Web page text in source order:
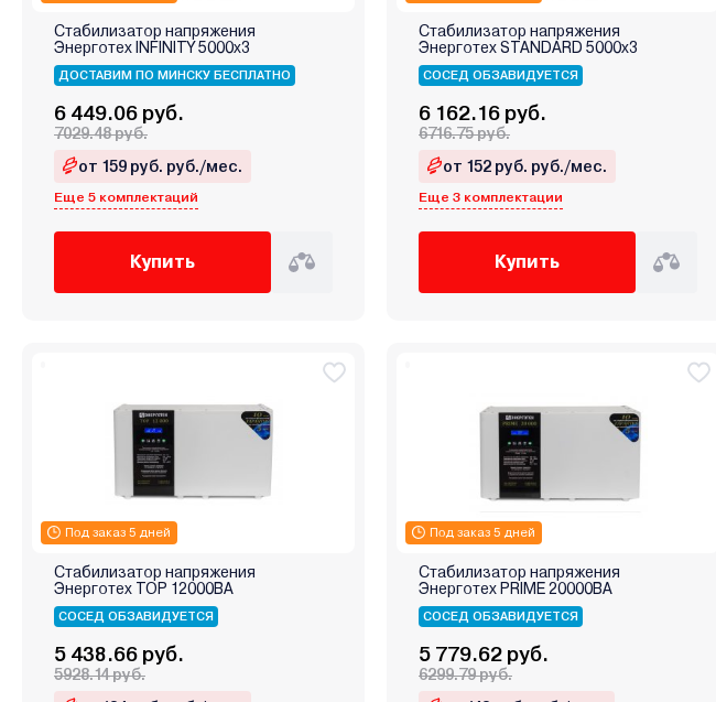
Стабилизатор напряжения
Энерготех INFINITY 5000х3
ДОСТАВИМ ПО МИНСКУ БЕСПЛАТНО
6 449.06 руб.
7029.48 руб.
от 159 руб. руб./мес.
Еще 5 комплектаций
Купить
Стабилизатор напряжения
Энерготех STANDARD 5000х3
СОСЕД ОБЗАВИДУЕТСЯ
6 162.16 руб.
6716.75 руб.
от 152 руб. руб./мес.
Еще 3 комплектации
Купить
Под заказ 5 дней
Стабилизатор напряжения
Энерготех TOP 12000ВА
СОСЕД ОБЗАВИДУЕТСЯ
5 438.66 руб.
5928.14 руб.
Под заказ 5 дней
Стабилизатор напряжения
Энерготех PRIME 20000ВА
СОСЕД ОБЗАВИДУЕТСЯ
5 779.62 руб.
6299.79 руб.